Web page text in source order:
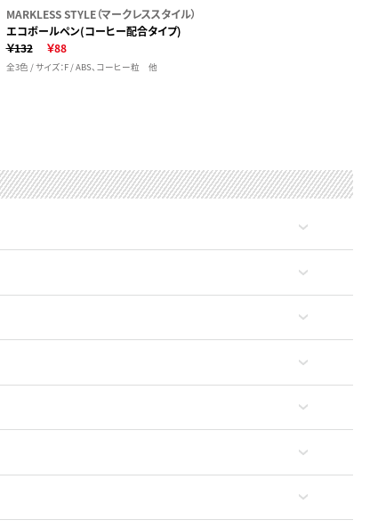
MARKLESS STYLE（マークレススタイル）
エコボールペン(コーヒー配合タイプ)
￥132
￥88
全3色 / サイズ：F / ABS、コーヒー粒 他